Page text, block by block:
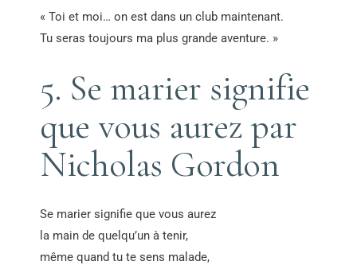
« Toi et moi… on est dans un club maintenant.
Tu seras toujours ma plus grande aventure. »
5. Se marier signifie
que vous aurez par
Nicholas Gordon
Se marier signifie que vous aurez
la main de quelqu’un à tenir,
même quand tu te sens malade,